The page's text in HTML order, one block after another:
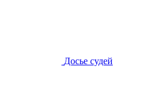
Досье судей